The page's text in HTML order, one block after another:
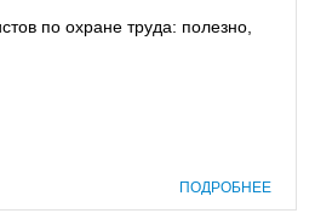
по охране труда: полезно,
ПОДРОБНЕЕ